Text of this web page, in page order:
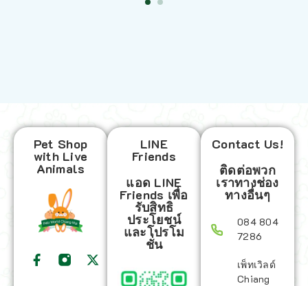
Pet Shop
with Live
Animals
LINE
Friends
แอด LINE
Friends เพื่อ
รับสิทธิ
ประโยชน์
และโปรโม
ชั่น
Contact Us!
ติดต่อพวก
เราทางช่อง
ทางอื่นๆ
084 804
7286
เพ็ทเวิลด์
Chiang